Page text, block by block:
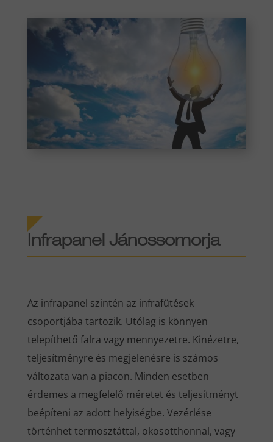
Infrapanel Jánossomorja
Az infrapanel szintén az infrafűtések
csoportjába tartozik. Utólag is könnyen
telepíthető falra vagy mennyezetre. Kinézetre,
teljesítményre és megjelenésre is számos
változata van a piacon. Minden esetben
érdemes a megfelelő méretet és teljesítményt
beépíteni az adott helyiségbe. Vezérlése
történhet termosztáttal, okosotthonnal, vagy